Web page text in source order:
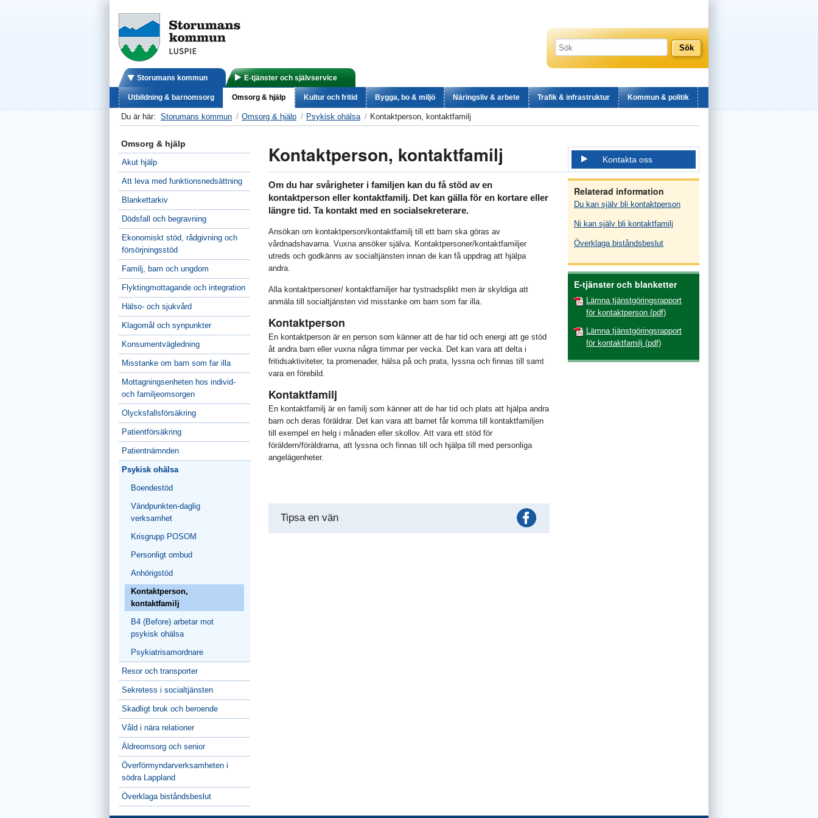
Storumans kommun E-tjänster och självservice
Utbildning & barnomsorg Omsorg & hjälp Kultur och fritid Bygga, bo & miljö Näringsliv & arbete Trafik & infrastruktur Kommun & politik
Du är här: Storumans kommun Omsorg & hjälp Psykisk ohälsa Kontaktperson, kontaktfamilj
Omsorg & hjälp
Akut hjälp
Att leva med funktionsnedsättning
Blankettarkiv
Dödsfall och begravning
Ekonomiskt stöd, rådgivning och
försörjningsstöd
Familj, barn och ungdom
Flyktingmottagande och integration
Hälso- och sjukvård
Klagomål och synpunkter
Konsumentvägledning
Misstanke om barn som far illa
Mottagningsenheten hos individ-
och familjeomsorgen
Olycksfallsförsäkring
Patientförsäkring
Patientnämnden
Psykisk ohälsa
Boendestöd
Vändpunkten-daglig
verksamhet
Krisgrupp POSOM
Personligt ombud
Anhörigstöd
Kontaktperson,
kontaktfamilj
B4 (Before) arbetar mot
psykisk ohälsa
Psykiatrisamordnare
Resor och transporter
Sekretess i socialtjänsten
Skadligt bruk och beroende
Våld i nära relationer
Äldreomsorg och senior
Överförmyndarverksamheten i
södra Lappland
Överklaga biståndsbeslut
Kontaktperson, kontaktfamilj Kontakta oss
Om du har svårigheter i familjen kan du få stöd av en
kontaktperson eller kontaktfamilj. Det kan gälla för en kortare eller
längre tid. Ta kontakt med en socialsekreterare.
Ansökan om kontaktperson/kontaktfamilj till ett barn ska göras av
vårdnadshavarna. Vuxna ansöker själva. Kontaktpersoner/kontaktfamiljer
utreds och godkänns av socialtjänsten innan de kan få uppdrag att hjälpa
andra.
Alla kontaktpersoner/ kontaktfamiljer har tystnadsplikt men är skyldiga att
anmäla till socialtjänsten vid misstanke om barn som far illa.
Kontaktperson
En kontaktperson är en person som känner att de har tid och energi att ge stöd
åt andra barn eller vuxna några timmar per vecka. Det kan vara att delta i
fritidsaktiviteter, ta promenader, hälsa på och prata, lyssna och finnas till samt
vara en förebild.
Kontaktfamilj
En kontaktfamilj är en familj som känner att de har tid och plats att hjälpa andra
barn och deras föräldrar. Det kan vara att barnet får komma till kontaktfamiljen
till exempel en helg i månaden eller skollov. Att vara ett stöd för
föräldern/föräldrarna, att lyssna och finnas till och hjälpa till med personliga
angelägenheter.
Tipsa en vän
Relaterad information
Du kan själv bli kontaktperson
Ni kan själv bli kontaktfamilj
Överklaga biståndsbeslut
E-tjänster och blanketter
Lämna tjänstgöringsrapport
för kontaktperson (pdf)
Lämna tjänstgöringsrapport
för kontaktfamilj (pdf)